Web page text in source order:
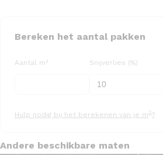
Bereken het aantal pakken
Aantal m² Snijverlies (%)
Hulp nodig bij het berekenen van je m 2?
Andere beschikbare maten